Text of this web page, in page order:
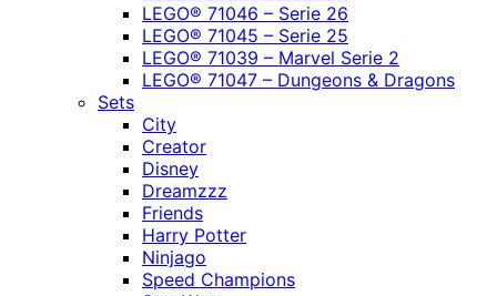
LEGO® 71046 – Serie 26
LEGO® 71045 – Serie 25
LEGO® 71039 – Marvel Serie 2
LEGO® 71047 – Dungeons & Dragons
Sets
City
Creator
Disney
Dreamzzz
Friends
Harry Potter
Ninjago
Speed Champions